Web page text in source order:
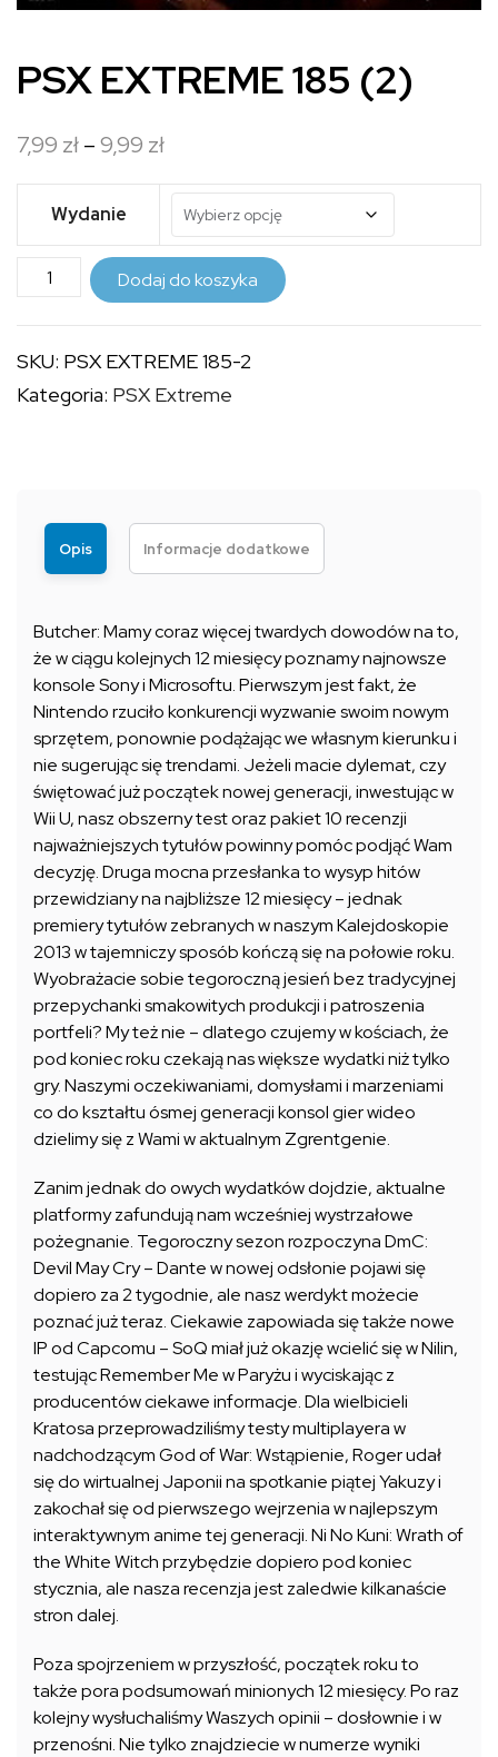
PSX EXTREME 185 (2)
7,99 zł–9,99 złZakres
cen:
od
7,99 zł
do
9,99 zł
Wydanie
ilość
PSX
185
(2)
Dodaj do koszyka
SKU: PSX EXTREME 185-2
Kategoria: PSX Extreme
Opis Informacje dodatkowe
Butcher: Mamy coraz więcej twardych dowodów na to,
że w ciągu kolejnych 12 miesięcy poznamy najnowsze
konsole Sony i Microsoftu. Pierwszym jest fakt, że
Nintendo rzuciło konkurencji wyzwanie swoim nowym
sprzętem, ponownie podążając we własnym kierunku i
nie sugerując się trendami. Jeżeli macie dylemat, czy
świętować już początek nowej generacji, inwestując w
Wii U, nasz obszerny test oraz pakiet 10 recenzji
najważniejszych tytułów powinny pomóc podjąć Wam
decyzję. Druga mocna przesłanka to wysyp hitów
przewidziany na najbliższe 12 miesięcy – jednak
premiery tytułów zebranych w naszym Kalejdoskopie
2013 w tajemniczy sposób kończą się na połowie roku.
Wyobrażacie sobie tegoroczną jesień bez tradycyjnej
przepychanki smakowitych produkcji i patroszenia
portfeli? My też nie – dlatego czujemy w kościach, że
pod koniec roku czekają nas większe wydatki niż tylko
gry. Naszymi oczekiwaniami, domysłami i marzeniami
co do kształtu ósmej generacji konsol gier wideo
dzielimy się z Wami w aktualnym Zgrentgenie.
Zanim jednak do owych wydatków dojdzie, aktualne
platformy zafundują nam wcześniej wystrzałowe
pożegnanie. Tegoroczny sezon rozpoczyna DmC:
Devil May Cry – Dante w nowej odsłonie pojawi się
dopiero za 2 tygodnie, ale nasz werdykt możecie
poznać już teraz. Ciekawie zapowiada się także nowe
IP od Capcomu – SoQ miał już okazję wcielić się w Nilin,
testując Remember Me w Paryżu i wyciskając z
producentów ciekawe informacje. Dla wielbicieli
Kratosa przeprowadziliśmy testy multiplayera w
nadchodzącym God of War: Wstąpienie, Roger udał
się do wirtualnej Japonii na spotkanie piątej Yakuzy i
zakochał się od pierwszego wejrzenia w najlepszym
interaktywnym anime tej generacji. Ni No Kuni: Wrath of
the White Witch przybędzie dopiero pod koniec
stycznia, ale nasza recenzja jest zaledwie kilkanaście
stron dalej.
Poza spojrzeniem w przyszłość, początek roku to
także pora podsumowań minionych 12 miesięcy. Po raz
kolejny wysłuchaliśmy Waszych opinii – dosłownie i w
przenośni. Nie tylko znajdziecie w numerze wyniki